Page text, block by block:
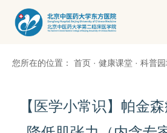
您所在的位置： 首页 · 健康课堂 · 科普
【医学小常识】帕金